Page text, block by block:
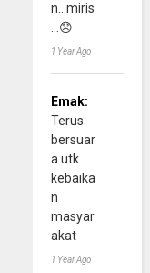
n...miris
...😞
1 Year Ago
Emak:
Terus
bersuar
a utk
kebaika
n
masyar
akat
1 Year Ago